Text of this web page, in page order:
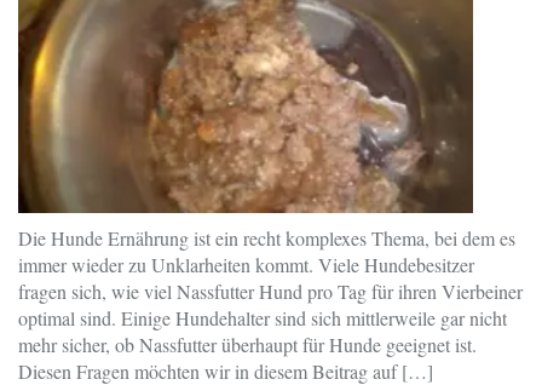
Die Hunde Ernährung ist ein recht komplexes Thema, bei dem es
immer wieder zu Unklarheiten kommt. Viele Hundebesitzer
fragen sich, wie viel Nassfutter Hund pro Tag für ihren Vierbeiner
optimal sind. Einige Hundehalter sind sich mittlerweile gar nicht
mehr sicher, ob Nassfutter überhaupt für Hunde geeignet ist.
Diesen Fragen möchten wir in diesem Beitrag auf […]